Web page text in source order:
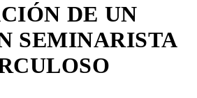
DE UN
SEMINARISTA